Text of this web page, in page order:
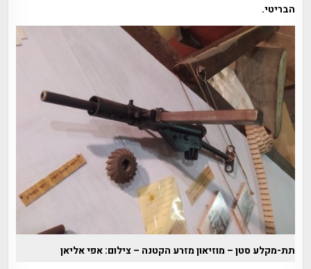
הבריטי.
תת-מקלע סטן – מוזיאון מזרע הקטנה – צילום: אפי אליאן